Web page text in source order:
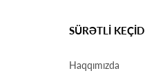
SÜRƏTLİ KEÇİD
Haqqımızda